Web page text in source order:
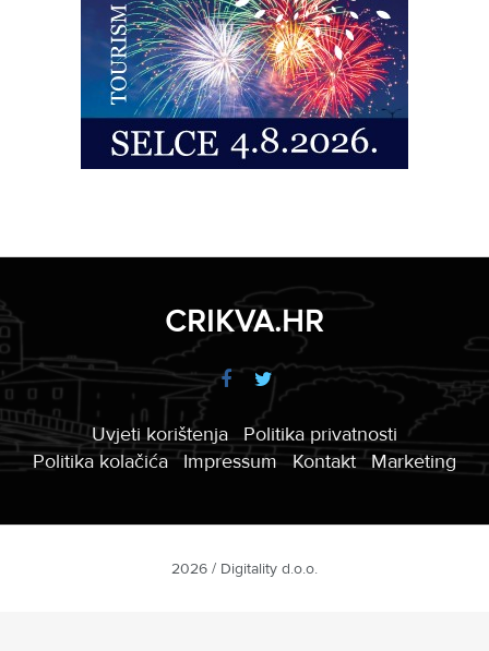
CRIKVA.HR
Uvjeti korištenja
Politika privatnosti
Politika kolačića
Impressum Kontakt Marketing
2026 / Digitality d.o.o.